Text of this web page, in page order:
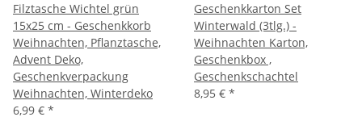
Filztasche Wichtel grün
15x25 cm - Geschenkkorb
Weihnachten, Pflanztasche,
Advent Deko,
Geschenkverpackung
Weihnachten, Winterdeko
6,99 € *
Geschenkkarton Set
Winterwald (3tlg.) -
Weihnachten Karton,
Geschenkbox ,
Geschenkschachtel
8,95 € *